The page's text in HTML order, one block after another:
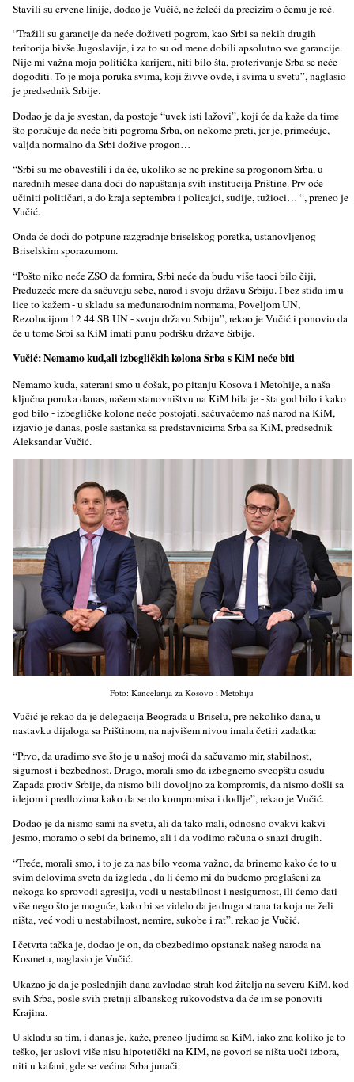
Stavili su crvene linije, dodao je Vučić, ne želeći da precizira o čemu je reč.
“Tražili su garancije da neće doživeti pogrom, kao Srbi sa nekih drugih
teritorija bivše Jugoslavije, i za to su od mene dobili apsolutno sve garancije.
Nije mi važna moja politička karijera, niti bilo šta, proterivanje Srba se neće
dogoditi. To je moja poruka svima, koji živve ovde, i svima u svetu”, naglasio
je predsednik Srbije.
Dodao je da je svestan, da postoje “uvek isti lažovi”, koji će da kaže da time
što poručuje da neće biti pogroma Srba, on nekome preti, jer je, primećuje,
valјda normalno da Srbi dožive progon…
“Srbi su me obavestili i da će, ukoliko se ne prekine sa progonom Srba, u
narednih mesec dana doći do napuštanja svih institucija Prištine. Prv oće
učiniti političari, a do kraja septembra i policajci, sudije, tužioci… “, preneo je
Vučić.
Onda će doći do potpune razgradnje briselskog poretka, ustanovlјenog
Briselskim sporazumom.
“Pošto niko neće ZSO da formira, Srbi neće da budu više taoci bilo čiji,
Preduzeće mere da sačuvaju sebe, narod i svoju državu Srbiju. I bez stida im u
lice to kažem - u skladu sa međunarodnim normama, Povelјom UN,
Rezolucijom 12 44 SB UN - svoju državu Srbiju”, rekao je Vučić i ponovio da
će u tome Srbi sa KiM imati punu podršku države Srbije.
Vučić: Nemamo kud,ali izbegličkih kolona Srba s KiM neće biti
Nemamo kuda, saterani smo u ćošak, po pitanju Kosova i Metohije, a naša
klјučna poruka danas, našem stanovništvu na KiM bila je - šta god bilo i kako
god bilo - izbegličke kolone neće postojati, sačuvaćemo naš narod na KiM,
izjavio je danas, posle sastanka sa predstavnicima Srba sa KiM, predsednik
Aleksandar Vučić.
Foto: Kancelarija za Kosovo i Metohiju
Vučić je rekao da je delegacija Beograda u Briselu, pre nekoliko dana, u
nastavku dijaloga sa Prištinom, na najvišem nivou imala četiri zadatka:
“Prvo, da uradimo sve što je u našoj moći da sačuvamo mir, stabilnost,
sigurnost i bezbednost. Drugo, morali smo da izbegnemo sveopštu osudu
Zapada protiv Srbije, da nismo bili dovolјno za kompromis, da nismo došli sa
idejom i predlozima kako da se do kompromisa i dodlјe”, rekao je Vučić.
Dodao je da nismo sami na svetu, ali da tako mali, odnosno ovakvi kakvi
jesmo, moramo o sebi da brinemo, ali i da vodimo računa o snazi drugih.
“Treće, morali smo, i to je za nas bilo veoma važno, da brinemo kako će to u
svim delovima sveta da izgleda , da li ćemo mi da budemo proglašeni za
nekoga ko sprovodi agresiju, vodi u nestabilnost i nesigurnost, ili ćemo dati
više nego što je moguće, kako bi se videlo da je druga strana ta koja ne želi
ništa, već vodi u nestabilnost, nemire, sukobe i rat”, rekao je Vučić.
I četvrta tačka je, dodao je on, da obezbedimo opstanak našeg naroda na
Kosmetu, naglasio je Vučić.
Ukazao je da je poslednjih dana zavladao strah kod žitelјa na severu KiM, kod
svih Srba, posle svih pretnji albanskog rukovodstva da će im se ponoviti
Krajina.
U skladu sa tim, i danas je, kaže, preneo lјudima sa KiM, iako zna koliko je to
teško, jer uslovi više nisu hipotetički na KIM, ne govori se ništa uoči izbora,
niti u kafani, gde se većina Srba junači: